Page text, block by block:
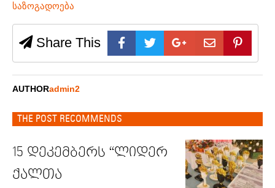
საზოგადოება
Share This
AUTHORadmin2
THE POST RECOMMENDS
15 დეკემბერს “ლიდერ
ქალთა